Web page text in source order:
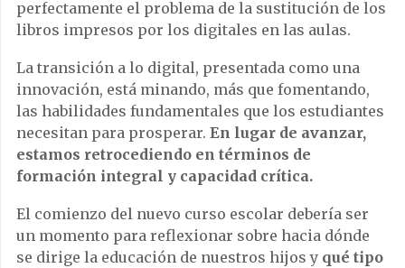
perfectamente el problema de la sustitución de los
libros impresos por los digitales en las aulas.
La transición a lo digital, presentada como una
innovación, está minando, más que fomentando,
las habilidades fundamentales que los estudiantes
necesitan para prosperar. En lugar de avanzar,
estamos retrocediendo en términos de
formación integral y capacidad crítica.
El comienzo del nuevo curso escolar debería ser
un momento para reflexionar sobre hacia dónde
se dirige la educación de nuestros hijos y qué tipo